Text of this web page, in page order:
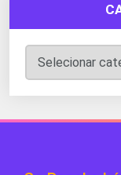
Categorias
do
Blog